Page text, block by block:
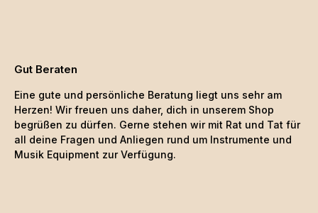
Gut Beraten
Eine gute und persönliche Beratung liegt uns sehr am
Herzen! Wir freuen uns daher, dich in unserem Shop
begrüßen zu dürfen. Gerne stehen wir mit Rat und Tat für
all deine Fragen und Anliegen rund um Instrumente und
Musik Equipment zur Verfügung.